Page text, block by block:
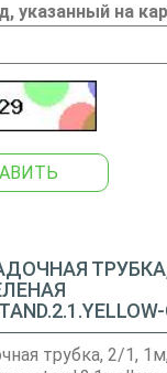
указанный на
трубка, 2/1,